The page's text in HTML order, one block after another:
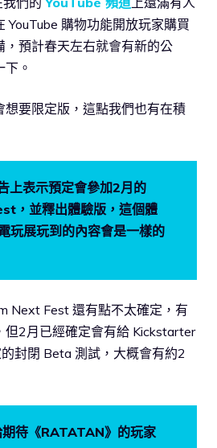
YouTube 購物功能開放玩家購買
，預計春天左右就會有新的公
。
想要限定版，這點我們也有在積
上表示預定會參加2月的
，並釋出體驗版，這個體
玩展玩到的內容會是一樣的
Next Fest 還有點不太確定，有
但2月已經確定會有給 Kickstarter
封閉 Beta 測試，大概會有約2
待《RATATAN》的玩家